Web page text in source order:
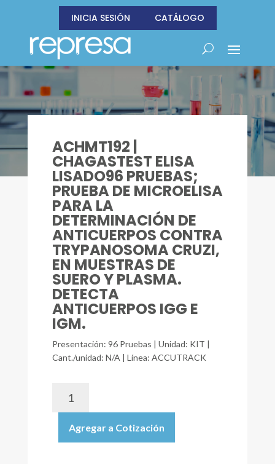
INICIA SESIÓN CATÁLOGO
ACHMT192 |
CHAGASTEST ELISA
LISADO96 PRUEBAS;
PRUEBA DE MICROELISA
PARA LA
DETERMINACIÓN DE
ANTICUERPOS CONTRA
TRYPANOSOMA CRUZI,
EN MUESTRAS DE
SUERO Y PLASMA.
DETECTA
ANTICUERPOS IGG E
IGM.
Presentación: 96 Pruebas | Unidad: KIT |
Cant./unidad: N/A | Línea: ACCUTRACK
ELISA
LISADO96
Agregar a Cotización